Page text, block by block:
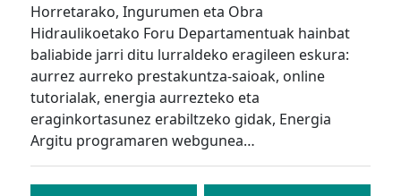
Horretarako, Ingurumen eta Obra
Hidraulikoetako Foru Departamentuak hainbat
baliabide jarri ditu lurraldeko eragileen eskura:
aurrez aurreko prestakuntza-saioak, online
tutorialak, energia aurrezteko eta
eraginkortasunez erabiltzeko gidak, Energia
Argitu programaren webgunea…
Bidalketetan